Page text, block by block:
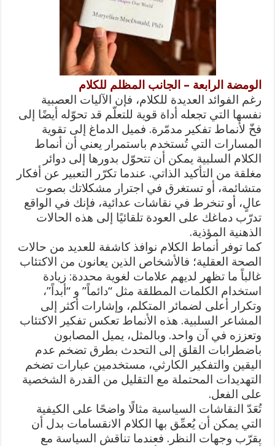
الومضة الرابعة – الجانب المظلم للكلام
رغم الفوائد العديدة للكلام، فإن الآليات العصبية
نفسها التي تجعله أداة قوية للتعلّم قد تحوّله أيضًا إلى
فخّ لأنماط تفكير مدمّرة. فميل الدماغ إلى تقوية
المسارات التي تُستخدم باستمرار يعني أن أنماط
الكلام السلبية يمكن أن تتحوّل بدورها إلى دوائر
مغلقة من التأكيد الذاتي. عندما تكرّر التعبير عن أفكار
متشائمة، أو تستغرق في اجترار مشكلاتك بصوت
عالٍ، أو تنخرط في نقاشات عدائية، فإنك في الواقع
تدرّب دماغك على العودة تلقائيًا إلى هذه الحالات
الذهنية المؤذية.
كما توفر أنماط الكلام نوافذ كاشفة للعديد من حالات
الصحة العقلية؛ فالأشخاص الذين يعانون من الاكتئاب
غالباً ما تظهر لديهم علامات لغوية محددة: زيادة
استخدام الكلمات المطلقة مثل “دائماً” و “أبداً”،
وتكرار أعلى لضمائر المتكلم، وإشارات أكثر إلى
المشاعر السلبية. هذه الأنماط تعكس تفكير الاكتئاب
وتعززه في آن واحد. وبالمثل، يميل المصابون
باضطرابات القلق إلى التحدث بطرق تضخم عدم
اليقين والتفكير الكارثي، مستخدمين عبارات تضخم
التهديدات المحتملة مع التقليل من القدرة الشخصية
على الفعل.
تُعَدّ النقاشات السياسية مثالًا واضحًا على الكيفية
التي يمكن أن يُعمِّق بها الكلام الانقسامات بدل أن
يقرّب وجهات النظر. فعندما تناقش السياسة مع